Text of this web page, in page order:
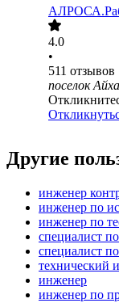
4.0
•
511 отзывов
поселок
Другие
инженер
инженер по
инженер по
специалист
специалист
технический
инженер
инженер по